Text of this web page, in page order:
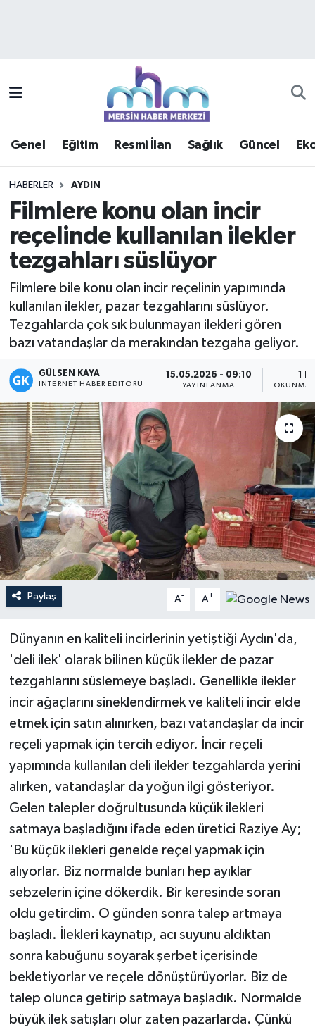
Genel Eğitim Resmi İlan Sağlık Güncel
HABERLER AYDIN
Filmlere konu olan incir
reçelinde kullanılan ilekler
tezgahları süslüyor
Filmlere bile konu olan incir reçelinin yapımında
kullanılan ilekler, pazar tezgahlarını süslüyor.
Tezgahlarda çok sık bulunmayan ilekleri gören
bazı vatandaşlar da merakından tezgaha geliyor.
GÜLSEN KAYA
İNTERNET HABER EDITÖRÜ
15.05.2026 - 09:10
YAYINLANMA OKUNMA
Paylaş A- A+
Dünyanın en kaliteli incirlerinin yetiştiği Aydın'da,
'deli ilek' olarak bilinen küçük ilekler de pazar
tezgahlarını süslemeye başladı. Genellikle ilekler
incir ağaçlarını sineklendirmek ve kaliteli incir elde
etmek için satın alınırken, bazı vatandaşlar da incir
reçeli yapmak için tercih ediyor. İncir reçeli
yapımında kullanılan deli ilekler tezgahlarda yerini
alırken, vatandaşlar da yoğun ilgi gösteriyor.
Gelen talepler doğrultusunda küçük ilekleri
satmaya başladığını ifade eden üretici Raziye Ay;
'Bu küçük ilekleri genelde reçel yapmak için
alıyorlar. Biz normalde bunları hep ayıklar
sebzelerin içine dökerdik. Bir keresinde soran
oldu getirdim. O günden sonra talep artmaya
başladı. İlekleri kaynatıp, acı suyunu aldıktan
sonra kabuğunu soyarak şerbet içerisinde
bekletiyorlar ve reçele dönüştürüyorlar. Biz de
talep olunca getirip satmaya başladık. Normalde
büyük ilek satışları olur zaten pazarlarda. Çünkü
Güncel
Haberde insan
Kültür - Sanat
Magazin
Mersin
Mersin Tarihi
Özel Haber
Politika
Resmi İlan
Sağlık
Spor
Teknoloji
Yaşam
Mersin Trafik Yoğunluk Haritası
Süper Lig Puan Durumu ve Fikstür
Haber Arşivi